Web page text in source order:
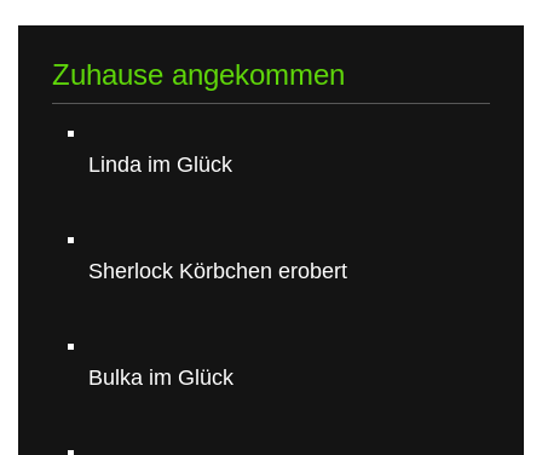
Zuhause angekommen
Linda im Glück
Sherlock Körbchen erobert
Bulka im Glück